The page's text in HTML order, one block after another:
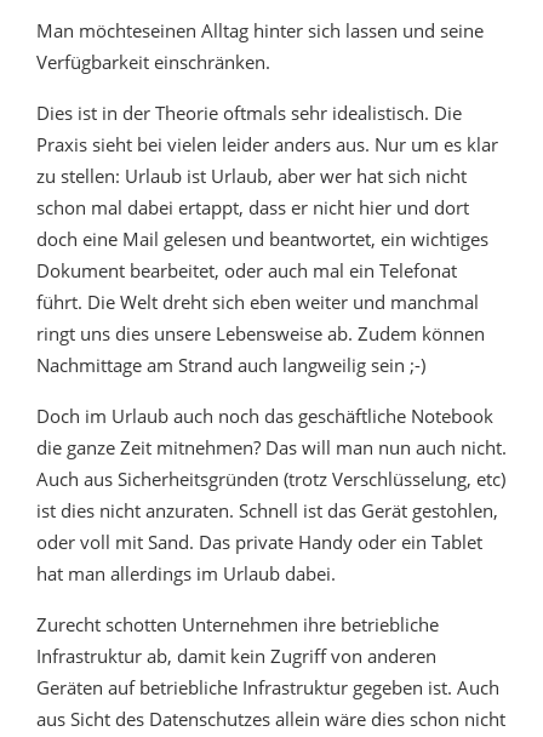
Man möchteseinen Alltag hinter sich lassen und seine
Verfügbarkeit einschränken.
Dies ist in der Theorie oftmals sehr idealistisch. Die
Praxis sieht bei vielen leider anders aus. Nur um es klar
zu stellen: Urlaub ist Urlaub, aber wer hat sich nicht
schon mal dabei ertappt, dass er nicht hier und dort
doch eine Mail gelesen und beantwortet, ein wichtiges
Dokument bearbeitet, oder auch mal ein Telefonat
führt. Die Welt dreht sich eben weiter und manchmal
ringt uns dies unsere Lebensweise ab. Zudem können
Nachmittage am Strand auch langweilig sein ;-)
Doch im Urlaub auch noch das geschäftliche Notebook
die ganze Zeit mitnehmen? Das will man nun auch nicht.
Auch aus Sicherheitsgründen (trotz Verschlüsselung, etc)
ist dies nicht anzuraten. Schnell ist das Gerät gestohlen,
oder voll mit Sand. Das private Handy oder ein Tablet
hat man allerdings im Urlaub dabei.
Zurecht schotten Unternehmen ihre betriebliche
Infrastruktur ab, damit kein Zugriff von anderen
Geräten auf betriebliche Infrastruktur gegeben ist. Auch
aus Sicht des Datenschutzes allein wäre dies schon nicht